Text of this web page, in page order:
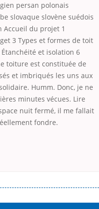
persan polonais
slovaque slovène suédois
du projet 1
3 Types et formes de toit
et isolation 6
toiture est constituée de
et imbriqués les uns aux
Humm. Donc, je ne
minutes vécues. Lire
nuit fermé, il me fallait
fondre.
добре знайомі незручності